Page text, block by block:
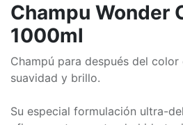
Champu Wonder
1000ml
Champú para después del
suavidad y brillo.
Su especial formulación ultra-